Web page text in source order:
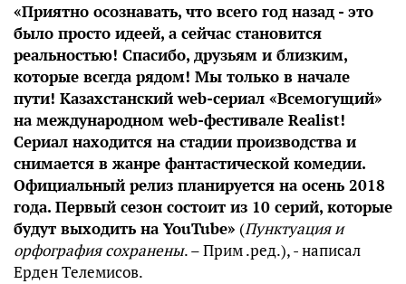
«Приятно осознавать, что всего год назад - это
было просто идеей, а сейчас становится
реальностью! Спасибо, друзьям и близким,
которые всегда рядом! Мы только в начале
пути! Казахcтанский web-сериал «Всемогущий»
на международном web-фестивале Realist!
Сериал находится на стадии производства и
снимается в жанре фантастической комедии.
Официальный релиз планируется на осень 2018
года. Первый сезон состоит из 10 серий, которые
будут выходить на YouTube» (Пунктуация и
орфография сохранены. – Прим .ред.), - написал
Ерден Телемисов.